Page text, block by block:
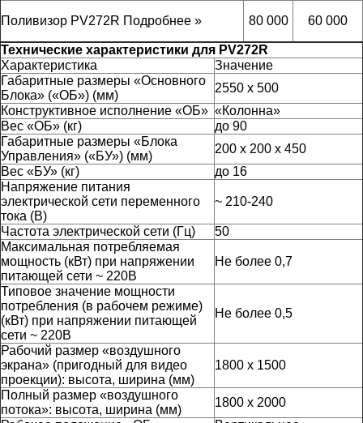
Поливизор PV272R Подробнее » 80 000 60 000
Технические характеристики для PV272R
Характеристика
Значение
Габаритные размеры «Основного
Блока» («ОБ») (мм)
2550 x 500
Конструктивное исполнение «ОБ» «Колонна»
Вес «ОБ» (кг)
до 90
Габаритные размеры «Блока
Управления» («БУ») (мм)
200 х 200 х 450
Вес «БУ» (кг)
до 16
Напряжение питания
электрической сети переменного
тока (В)
~ 210-240
Частота электрической сети (Гц)
50
Максимальная потребляемая
мощность (кВт) при напряжении
питающей сети ~ 220В
Не более 0,7
Типовое значение мощности
потребления (в рабочем режиме)
(кВт) при напряжении питающей
сети ~ 220В
Не более 0,5
Рабочий размер «воздушного
экрана» (пригодный для видео
проекции): высота, ширина (мм)
1800 х 1500
Полный размер «воздушного
потока»: высота, ширина (мм)
1800 x 2000